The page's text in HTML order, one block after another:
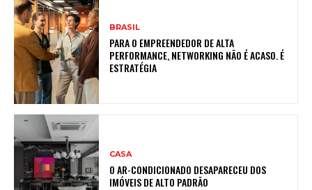
BRASIL
PARA O EMPREENDEDOR DE ALTA
PERFORMANCE, NETWORKING NÃO É ACASO. É
ESTRATÉGIA
CASA
O AR-CONDICIONADO DESAPARECEU DOS
IMÓVEIS DE ALTO PADRÃO